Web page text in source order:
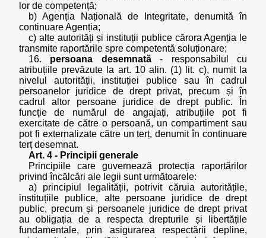
lor de competență;
b) Agenția Națională de Integritate, denumită în
continuare Agenția;
c) alte autorități și instituții publice cărora Agenția le
transmite raportările spre competentă soluționare;
16. persoana desemnată- responsabilul cu
atribuțiile prevăzute la art. 10 alin. (1) lit. c), numit la
nivelul autorității, instituției publice sau în cadrul
persoanelor juridice de drept privat, precum și în
cadrul altor persoane juridice de drept public. În
funcție de numărul de angajați, atribuțiile pot fi
exercitate de către o persoană, un compartiment sau
pot fi externalizate către un terț, denumit în continuare
terț desemnat.
Art. 4 - Principii generale
Principiile care guvernează protecția raportărilor
privind încălcări ale legii sunt următoarele:
a) principiul legalității, potrivit căruia autoritățile,
instituțiile publice, alte persoane juridice de drept
public, precum și persoanele juridice de drept privat
au obligația de a respecta drepturile și libertățile
fundamentale, prin asigurarea respectării depline,